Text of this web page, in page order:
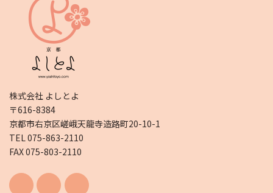
株式会社 よしとよ
〒616-8384
京都市右京区嵯峨天龍寺造路町20-10-1
TEL 075-863-2110
FAX 075-803-2110